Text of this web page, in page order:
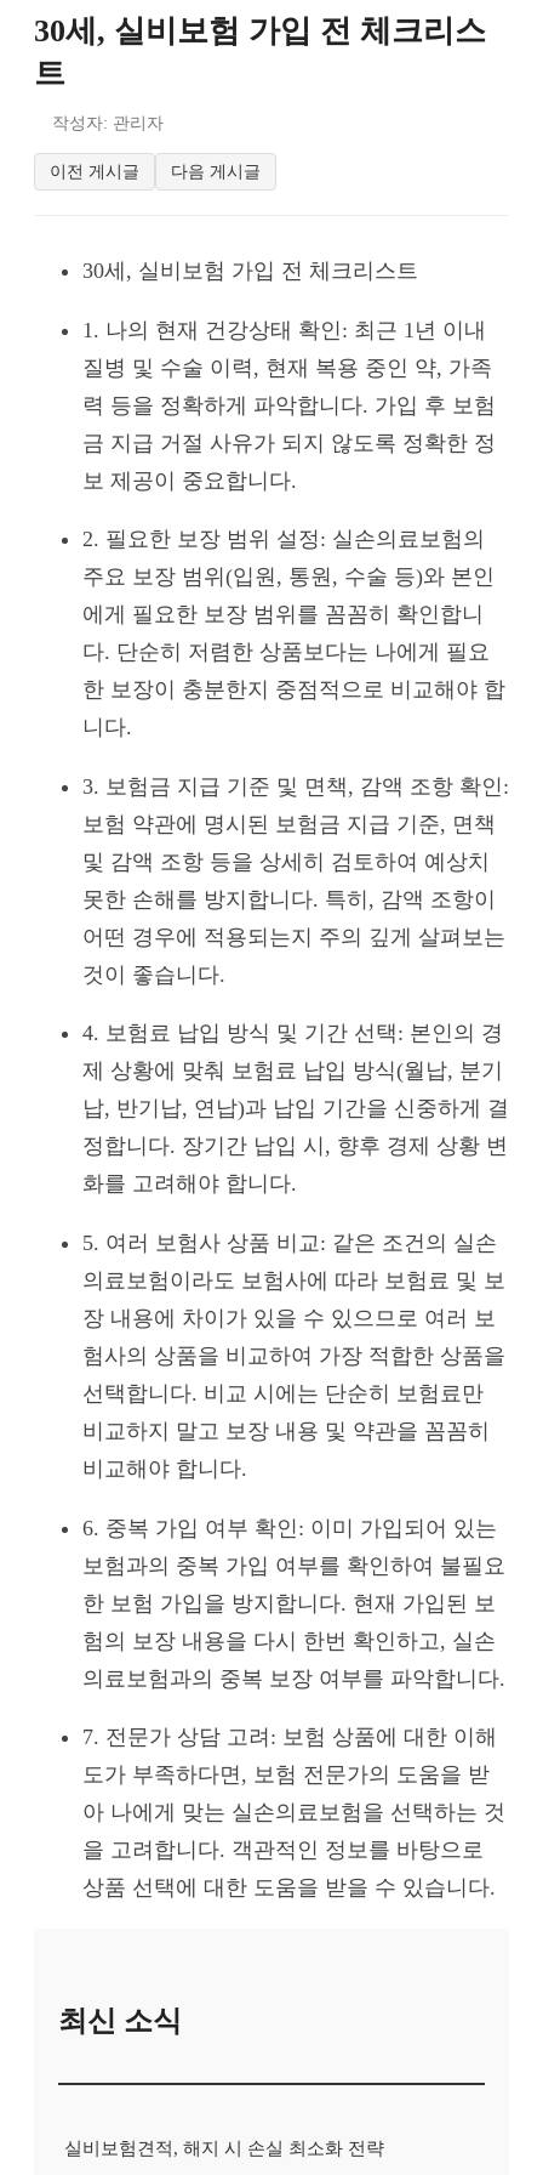
30세, 실비보험 가입 전 체크리스
트
작성자: 관리자
이전 게시글 다음 게시글
30세, 실비보험 가입 전 체크리스트
1. 나의 현재 건강상태 확인: 최근 1년 이내
질병 및 수술 이력, 현재 복용 중인 약, 가족
력 등을 정확하게 파악합니다. 가입 후 보험
금 지급 거절 사유가 되지 않도록 정확한 정
보 제공이 중요합니다.
2. 필요한 보장 범위 설정: 실손의료보험의
주요 보장 범위(입원, 통원, 수술 등)와 본인
에게 필요한 보장 범위를 꼼꼼히 확인합니
다. 단순히 저렴한 상품보다는 나에게 필요
한 보장이 충분한지 중점적으로 비교해야 합
니다.
3. 보험금 지급 기준 및 면책, 감액 조항 확인:
보험 약관에 명시된 보험금 지급 기준, 면책
및 감액 조항 등을 상세히 검토하여 예상치
못한 손해를 방지합니다. 특히, 감액 조항이
어떤 경우에 적용되는지 주의 깊게 살펴보는
것이 좋습니다.
4. 보험료 납입 방식 및 기간 선택: 본인의 경
제 상황에 맞춰 보험료 납입 방식(월납, 분기
납, 반기납, 연납)과 납입 기간을 신중하게 결
정합니다. 장기간 납입 시, 향후 경제 상황 변
화를 고려해야 합니다.
5. 여러 보험사 상품 비교: 같은 조건의 실손
의료보험이라도 보험사에 따라 보험료 및 보
장 내용에 차이가 있을 수 있으므로 여러 보
험사의 상품을 비교하여 가장 적합한 상품을
선택합니다. 비교 시에는 단순히 보험료만
비교하지 말고 보장 내용 및 약관을 꼼꼼히
비교해야 합니다.
6. 중복 가입 여부 확인: 이미 가입되어 있는
보험과의 중복 가입 여부를 확인하여 불필요
한 보험 가입을 방지합니다. 현재 가입된 보
험의 보장 내용을 다시 한번 확인하고, 실손
의료보험과의 중복 보장 여부를 파악합니다.
7. 전문가 상담 고려: 보험 상품에 대한 이해
도가 부족하다면, 보험 전문가의 도움을 받
아 나에게 맞는 실손의료보험을 선택하는 것
을 고려합니다. 객관적인 정보를 바탕으로
상품 선택에 대한 도움을 받을 수 있습니다.
최신 소식
실비보험견적, 해지 시 손실 최소화 전략